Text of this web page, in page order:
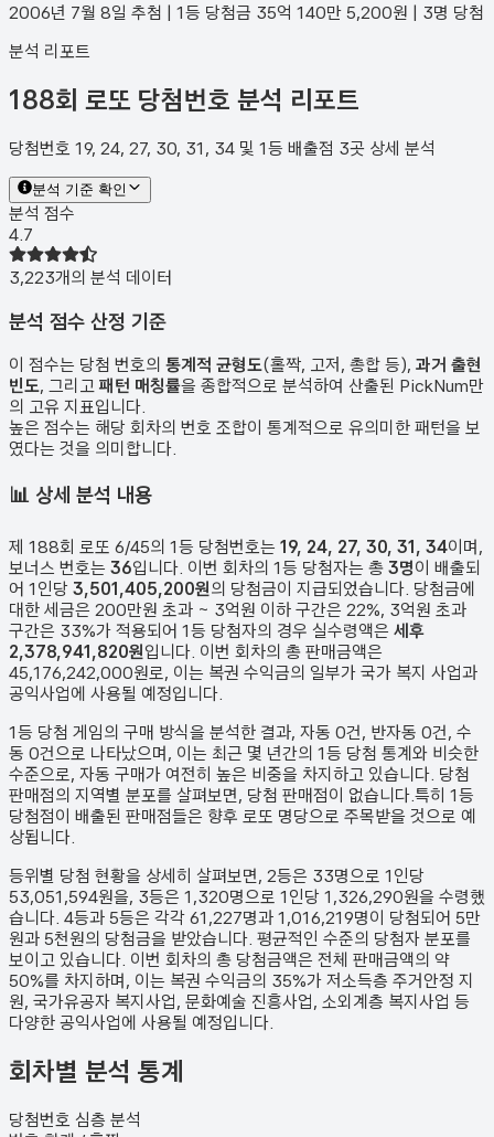
2006년 7월 8일 추첨 | 1등 당첨금 35억 140만 5,200원 | 3명 당첨
분석 리포트
188회 로또 당첨번호 분석 리포트
당첨번호 19, 24, 27, 30, 31, 34 및 1등 배출점 3곳 상세 분석
분석 기준 확인
분석 점수
4.7
3,223개의 분석 데이터
분석 점수 산정 기준
이 점수는 당첨 번호의 통계적 균형도(홀짝, 고저, 총합 등), 과거 출현
빈도, 그리고 패턴 매칭률을 종합적으로 분석하여 산출된 PickNum만
의 고유 지표입니다.
높은 점수는 해당 회차의 번호 조합이 통계적으로 유의미한 패턴을 보
였다는 것을 의미합니다.
📊 상세 분석 내용
제 188회 로또 6/45의 1등 당첨번호는 19, 24, 27, 30, 31, 34이며,
보너스 번호는 36입니다. 이번 회차의 1등 당첨자는 총 3명이 배출되
어 1인당 3,501,405,200원의 당첨금이 지급되었습니다. 당첨금에
대한 세금은 200만원 초과 ~ 3억원 이하 구간은 22%, 3억원 초과
구간은 33%가 적용되어 1등 당첨자의 경우 실수령액은 세후
2,378,941,820원입니다. 이번 회차의 총 판매금액은
45,176,242,000원로, 이는 복권 수익금의 일부가 국가 복지 사업과
공익사업에 사용될 예정입니다.
1등 당첨 게임의 구매 방식을 분석한 결과, 자동 0건, 반자동 0건, 수
동 0건 으로 나타났으며, 이는 최근 몇 년간의 1등 당첨 통계와 비슷한
수준으로, 자동 구매가 여전히 높은 비중을 차지하고 있습니다. 당첨
판매점의 지역별 분포를 살펴보면, 당첨 판매점이 없습니다. 특히 1등
당첨점이 배출된 판매점들은 향후 로또 명당으로 주목받을 것으로 예
상됩니다.
등위별 당첨 현황을 상세히 살펴보면, 2등은 33명으로 1인당
53,051,594원을, 3등은 1,320명으로 1인당 1,326,290원을 수령했
습니다. 4등과 5등은 각각 61,227명과 1,016,219명이 당첨되어 5만
원과 5천원의 당첨금을 받았습니다. 평균적인 수준의 당첨자 분포를
보이고 있습니다. 이번 회차의 총 당첨금액은 전체 판매금액의 약
50%를 차지하며, 이는 복권 수익금의 35%가 저소득층 주거안정 지
원, 국가유공자 복지사업, 문화예술 진흥사업, 소외계층 복지사업 등
다양한 공익사업에 사용될 예정입니다.
회차별 분석 통계
당첨번호 심층 분석